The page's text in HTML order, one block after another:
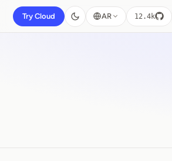
12.4k
AR
Try Cloud